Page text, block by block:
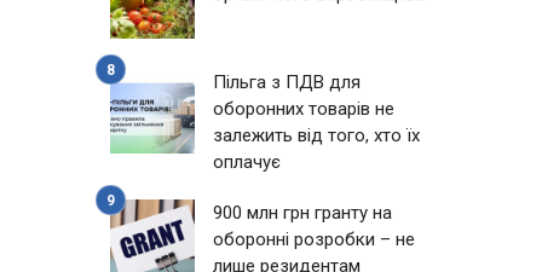
Пільга з ПДВ для
оборонних товарів не
залежить від того, хто їх
оплачує
900 млн грн гранту на
оборонні розробки – не
лише резидентам